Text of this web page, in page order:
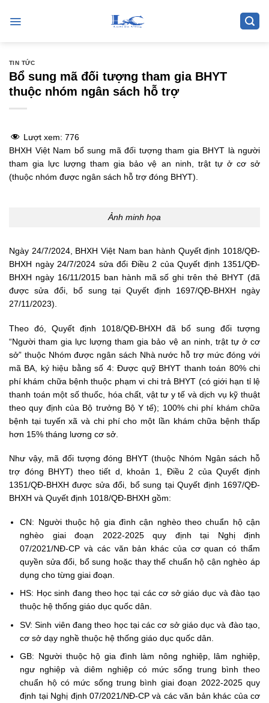
TIN TỨC
Bổ sung mã đối tượng tham gia BHYT
thuộc nhóm ngân sách hỗ trợ
Lượt xem: 776
BHXH Việt Nam bổ sung mã đối tượng tham gia BHYT là người
tham gia lực lượng tham gia bảo vệ an ninh, trật tự ở cơ sở
(thuộc nhóm được ngân sách hỗ trợ đóng BHYT).
Ảnh minh họa
Ngày 24/7/2024, BHXH Việt Nam ban hành Quyết định 1018/QĐ-
BHXH ngày 24/7/2024 sửa đổi Điều 2 của Quyết định 1351/QĐ-
BHXH ngày 16/11/2015 ban hành mã số ghi trên thẻ BHYT (đã
được sửa đổi, bổ sung tại Quyết định 1697/QĐ-BHXH ngày
27/11/2023).
Theo đó, Quyết định 1018/QĐ-BHXH đã bổ sung đối tượng
“Người tham gia lực lượng tham gia bảo vệ an ninh, trật tự ở cơ
sở” thuộc Nhóm được ngân sách Nhà nước hỗ trợ mức đóng với
mã BA, ký hiệu bằng số 4: Được quỹ BHYT thanh toán 80% chi
phí khám chữa bệnh thuộc phạm vi chi trả BHYT (có giới hạn tỉ lệ
thanh toán một số thuốc, hóa chất, vật tư y tế và dịch vụ kỹ thuật
theo quy định của Bộ trưởng Bộ Y tế); 100% chi phí khám chữa
bệnh tại tuyến xã và chi phí cho một lần khám chữa bệnh thấp
hơn 15% tháng lương cơ sở.
Như vậy, mã đối tượng đóng BHYT (thuộc Nhóm Ngân sách hỗ
trợ đóng BHYT) theo tiết d, khoản 1, Điều 2 của Quyết định
1351/QĐ-BHXH được sửa đổi, bổ sung tại Quyết định 1697/QĐ-
BHXH và Quyết định 1018/QĐ-BHXH gồm:
CN: Người thuộc hộ gia đình cận nghèo theo chuẩn hộ cận
nghèo giai đoạn 2022-2025 quy định tại Nghị định
07/2021/NĐ-CP và các văn bản khác của cơ quan có thẩm
quyền sửa đổi, bổ sung hoặc thay thế chuẩn hộ cận nghèo áp
dụng cho từng giai đoạn.
HS: Học sinh đang theo học tại các cơ sở giáo dục và đào tạo
thuộc hệ thống giáo dục quốc dân.
SV: Sinh viên đang theo học tại các cơ sở giáo dục và đào tạo,
cơ sở dạy nghề thuộc hệ thống giáo dục quốc dân.
GB: Người thuộc hộ gia đình làm nông nghiệp, lâm nghiệp,
ngư nghiệp và diêm nghiệp có mức sống trung bình theo
chuẩn hộ có mức sống trung bình giai đoạn 2022-2025 quy
định tại Nghị định 07/2021/NĐ-CP và các văn bản khác của cơ